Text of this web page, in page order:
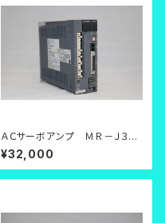
ＡＣサーボアンプ ＭＲ－Ｊ３－
７０Ａ【中古品】
¥32,000